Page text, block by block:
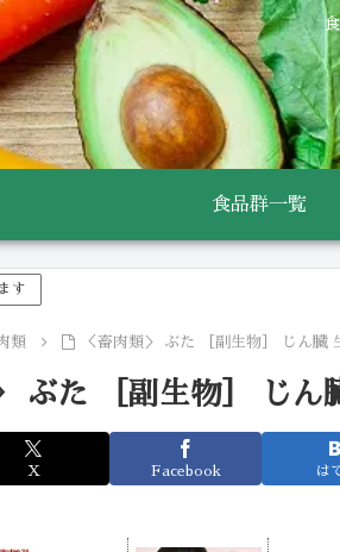
食品群一覧
す
類 ＜畜肉類＞ ぶた ［副生物］ じん臓
ぶた ［副生物］ じ
X Facebook は